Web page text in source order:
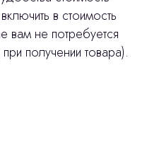
в стоимость
вам не потребуется
получении товара).